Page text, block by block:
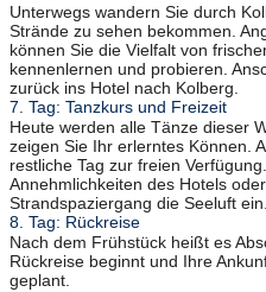
Unterwegs wandern Sie durch
Strände zu sehen bekommen.
können Sie die Vielfalt von
kennenlernen und probieren.
zurück ins Hotel nach Kolberg.
7. Tag: Tanzkurs und Freizeit
Heute werden alle Tänze dieser
zeigen Sie Ihr erlerntes Können.
restliche Tag zur freien
Annehmlichkeiten des Hotels
Strandspaziergang die Seeluft ein.
8. Tag: Rückreise
Nach dem Frühstück heißt es
Rückreise beginnt und Ihre
geplant.